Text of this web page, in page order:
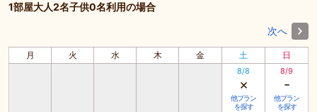
1部屋大人2名子供0名利用の場合
次へ
月 火 水 木 金 土 日
8/8
×
他プラン
を探す
8/9
-
他プラン
を探す